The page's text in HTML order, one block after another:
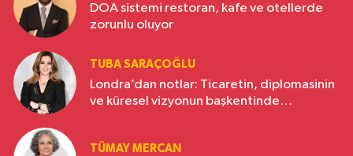
DOA sistemi restoran, kafe ve otellerde
zorunlu oluyor
TUBA SARAÇOĞLU
Londra’dan notlar: Ticaretin, diplomasinin
ve küresel vizyonun başkentinde
TÜMAY MERCAN